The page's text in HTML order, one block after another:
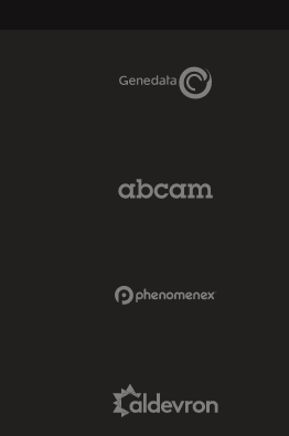
Genedata Link
Link